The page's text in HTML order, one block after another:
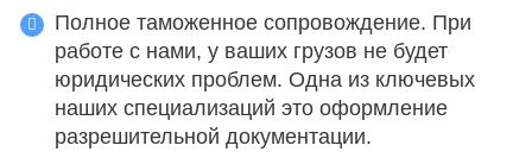
Полное таможенное сопровождение. При
работе с нами, у ваших грузов не будет
юридических проблем. Одна из ключевых
наших специализаций это оформление
разрешительной документации.